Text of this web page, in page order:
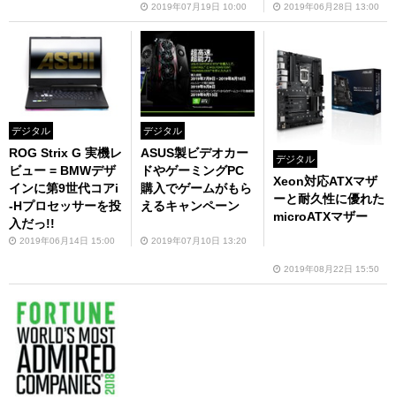
2019年07月19日 10:00 2019年06月28日 13:00
デジタル
ROG Strix G 実機レ
ビュー = BMWデザ
インに第9世代コアi
-Hプロセッサーを投
入だっ!!
2019年06月14日 15:00
デジタル
ASUS製ビデオカー
ドやゲーミングPC
購入でゲームがもら
えるキャンペーン
2019年07月10日 13:20
デジタル
Xeon対応ATXマザ
ーと耐久性に優れた
microATXマザー
2019年08月22日 15:50